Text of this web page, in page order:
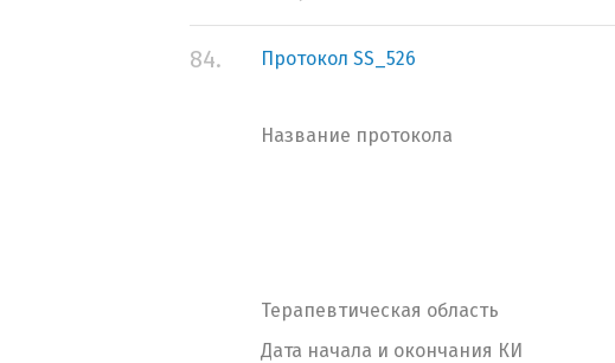
84. Протокол SS_526
Название протокола
Терапевтическая область
Дата начала и окончания КИ